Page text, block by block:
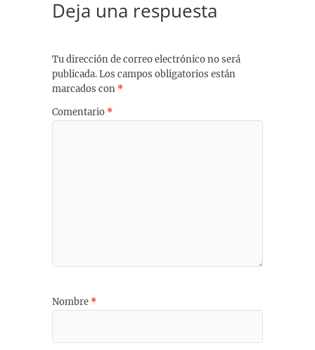
Deja una respuesta
Tu dirección de correo electrónico no será
publicada.Los campos obligatorios están
marcados con *
Comentario *
Nombre *